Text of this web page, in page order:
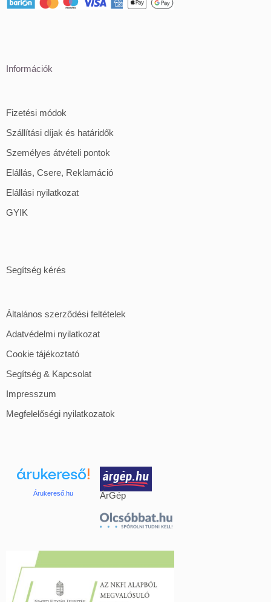
Információk
Fizetési módok
Szállítási díjak és határidők
Személyes átvételi pontok
Elállás, Csere, Reklamáció
Elállási nyilatkozat
GYIK
Segítség kérés
Általános szerződési feltételek
Adatvédelmi nyilatkozat
Cookie tájékoztató
Segítség & Kapcsolat
Impresszum
Megfelelőségi nyilatkozatok
Árukereső.hu ÁrGép